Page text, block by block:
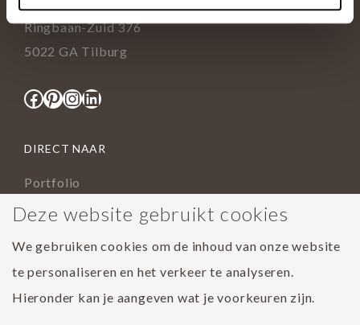
Ringbaan-Zuid 376
5022 GA Tilburg
Facebook
Pinterest
Instagram
LinkedIn
DIRECT NAAR
Portfolio
Assortiment
Houtsoorten
Populairste project 2023
Deze website gebruikt cookies
We gebruiken cookies om de inhoud van onze website
te personaliseren en het verkeer te analyseren.
Hieronder kan je aangeven wat je voorkeuren zijn.